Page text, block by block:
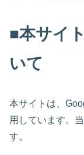
■本サイ
いて
本サイトは、
用しています。
す。